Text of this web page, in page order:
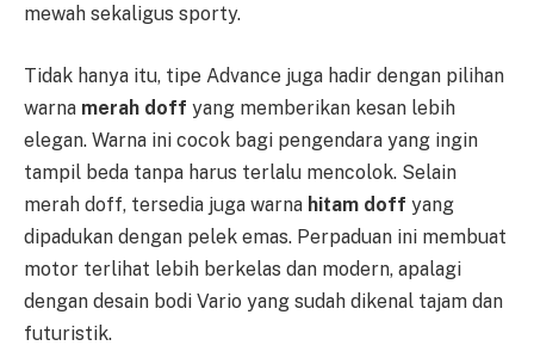
mewah sekaligus sporty.
Tidak hanya itu, tipe Advance juga hadir dengan pilihan
warna merah doff yang memberikan kesan lebih
elegan. Warna ini cocok bagi pengendara yang ingin
tampil beda tanpa harus terlalu mencolok. Selain
merah doff, tersedia juga warna hitam doff yang
dipadukan dengan pelek emas. Perpaduan ini membuat
motor terlihat lebih berkelas dan modern, apalagi
dengan desain bodi Vario yang sudah dikenal tajam dan
futuristik.